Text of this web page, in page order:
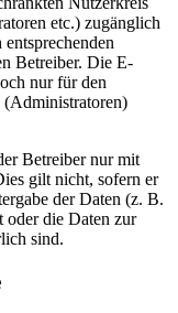
etc.) zugänglich
Betreiber. Die E-
nur für den
(Administratoren)
Betreiber nur mit
gilt nicht, sofern er
der Daten (z. B.
oder die Daten zur
sind.